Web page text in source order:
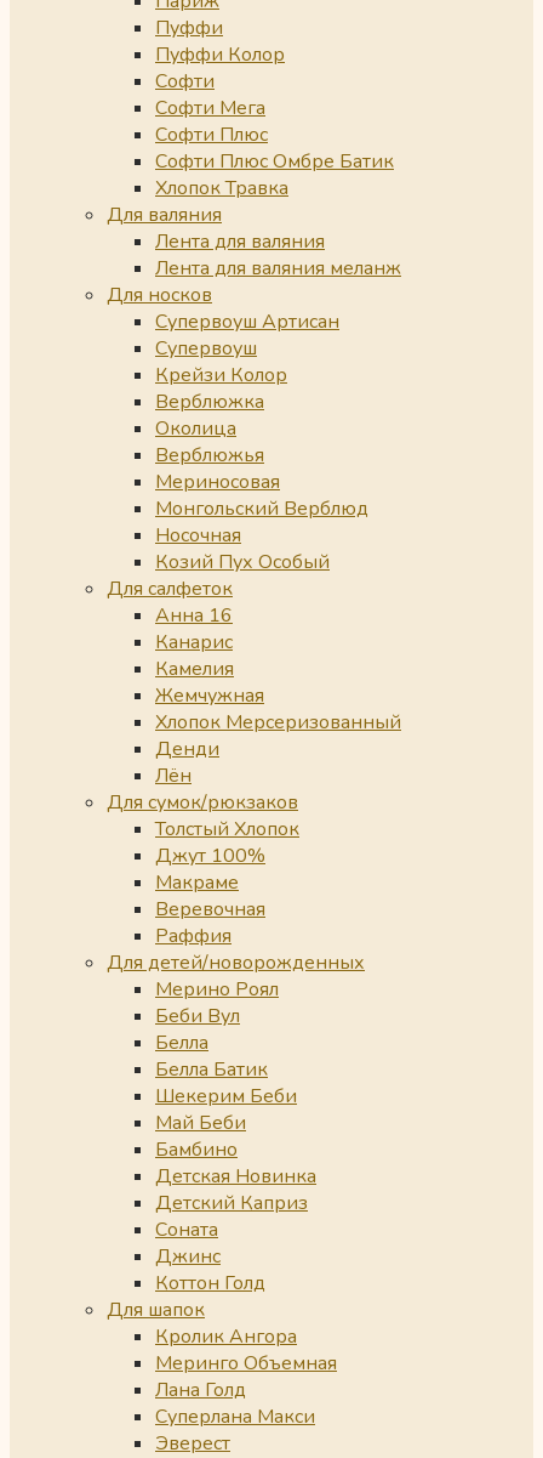
Пуффи
Пуффи Колор
Софти
Софти Мега
Софти Плюс
Софти Плюс Омбре Батик
Хлопок Травка
Для валяния
Лента для валяния
Лента для валяния меланж
Для носков
Супервоуш Артисан
Супервоуш
Крейзи Колор
Верблюжка
Околица
Верблюжья
Мериносовая
Монгольский Верблюд
Носочная
Козий Пух Особый
Для салфеток
Анна 16
Канарис
Камелия
Жемчужная
Хлопок Мерсеризованный
Денди
Лён
Для сумок/рюкзаков
Толстый Хлопок
Джут 100%
Макраме
Веревочная
Раффия
Для детей/новорожденных
Мерино Роял
Беби Вул
Белла
Белла Батик
Шекерим Беби
Май Беби
Бамбино
Детская Новинка
Детский Каприз
Соната
Джинс
Коттон Голд
Для шапок
Кролик Ангора
Меринго Объемная
Лана Голд
Суперлана Макси
Эверест